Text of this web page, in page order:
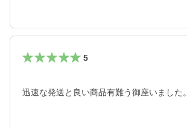
5
迅速な発送と良い商品有難う御座いました。